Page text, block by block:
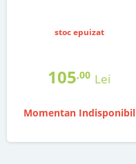
stoc epuizat
105,00 Lei
Momentan Indisponibil